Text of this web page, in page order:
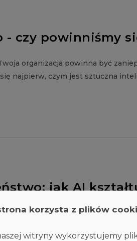
- czy powinniśmy
organizacja powinna być
najpierw, czym jest sztuczna
jak AI
globalny precedens, podkreśla
- bez wzmacniania
korzysta z plików
witryny wykorzystujemy